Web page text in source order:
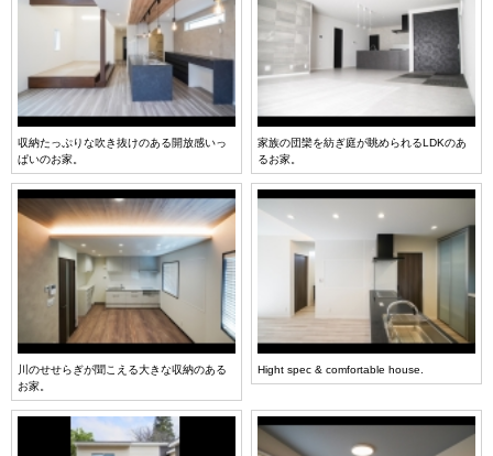
収納たっぷりな吹き抜けのある開放感いっ
ぱいのお家。
家族の団欒を紡ぎ庭が眺められるLDKのあ
るお家。
川のせせらぎが聞こえる大きな収納のある
お家。
Hight spec & comfortable house.